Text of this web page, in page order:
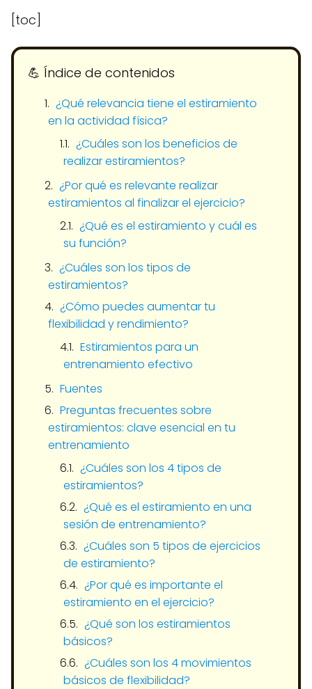
[toc]
💪​ Índice de contenidos
¿Qué relevancia tiene el estiramiento
en la actividad física?
¿Cuáles son los beneficios de
realizar estiramientos?
¿Por qué es relevante realizar
estiramientos al finalizar el ejercicio?
¿Qué es el estiramiento y cuál es
su función?
¿Cuáles son los tipos de
estiramientos?
¿Cómo puedes aumentar tu
flexibilidad y rendimiento?
Estiramientos para un
entrenamiento efectivo
Fuentes
Preguntas frecuentes sobre
estiramientos: clave esencial en tu
entrenamiento
¿Cuáles son los 4 tipos de
estiramientos?
¿Qué es el estiramiento en una
sesión de entrenamiento?
¿Cuáles son 5 tipos de ejercicios
de estiramiento?
¿Por qué es importante el
estiramiento en el ejercicio?
¿Qué son los estiramientos
básicos?
¿Cuáles son los 4 movimientos
básicos de flexibilidad?